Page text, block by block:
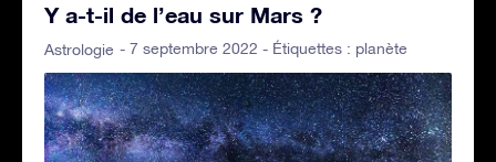
Y a-t-il de l’eau sur Mars ?
Astrologie - 7 septembre 2022 - Étiquettes : planète